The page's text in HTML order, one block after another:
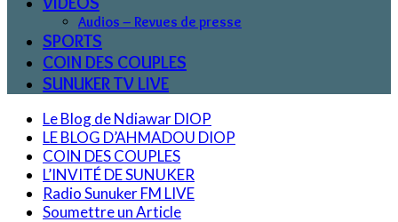
Audios – Revues de presse
SPORTS
COIN DES COUPLES
SUNUKER TV LIVE
Le Blog de Ndiawar DIOP
LE BLOG D’AHMADOU DIOP
COIN DES COUPLES
L’INVITÉ DE SUNUKER
Radio Sunuker FM LIVE
Soumettre un Article